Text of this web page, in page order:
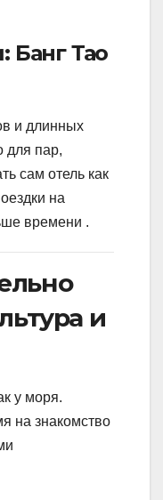
Банг Тао
и длинных
для пар,
сам отель как
на
времени .
и
у моря.
на знакомство